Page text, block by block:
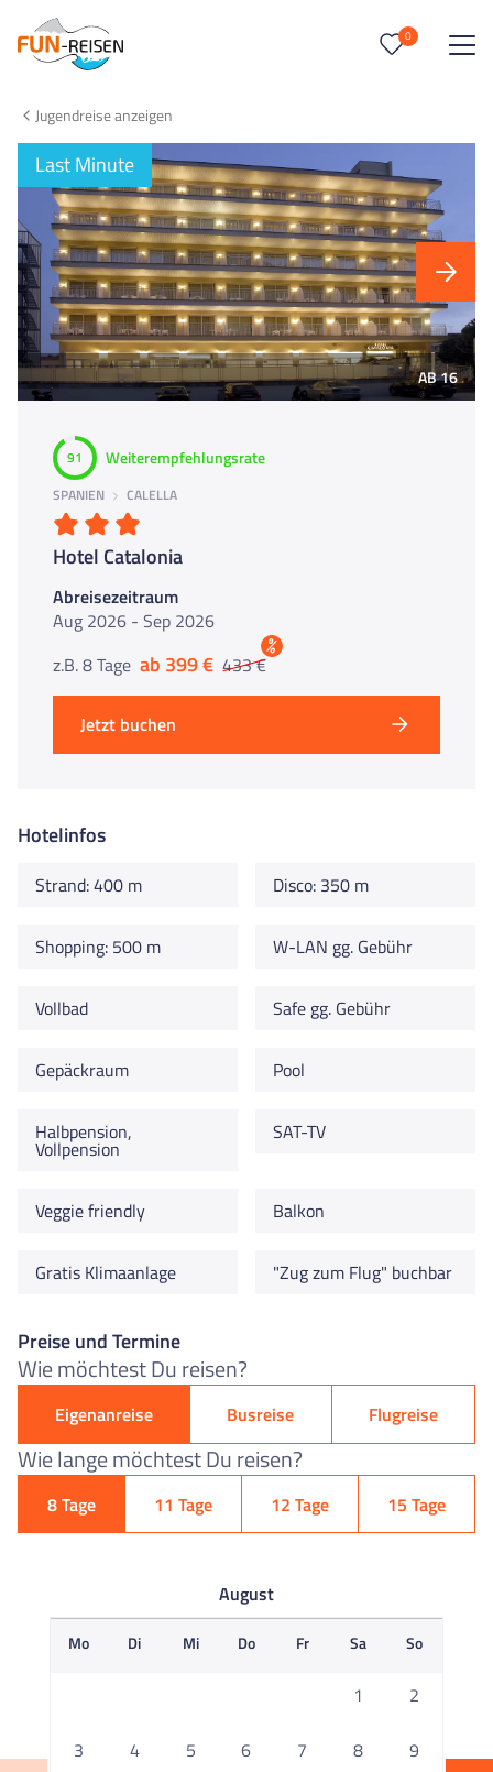
0
Keine Reisen auf der Merkliste
Jugendreise anzeigen
Last Minute
AB 16
91 Weiterempfehlungsrate
SPANIEN CALELLA
Hotel Catalonia
Abreisezeitraum
Aug 2026 - Sep 2026
z.B. 8 Tage ab 399 € 433 €
%
Jetzt buchen
Hotelinfos
Strand: 400 m Disco: 350 m
Shopping: 500 m W-LAN gg. Gebühr
Vollbad Safe gg. Gebühr
Gepäckraum Pool
Halbpension,
Vollpension
SAT-TV
Veggie friendly Balkon
Gratis Klimaanlage "Zug zum Flug" buchbar
Preise und Termine
Wie möchtest Du reisen?
Eigenanreise Busreise Flugreise
Wie lange möchtest Du reisen?
8 Tage 11 Tage 12 Tage 15 Tage
August
Mo Di Mi Do Fr Sa So
1 2
3 4 5 6 7 8 9